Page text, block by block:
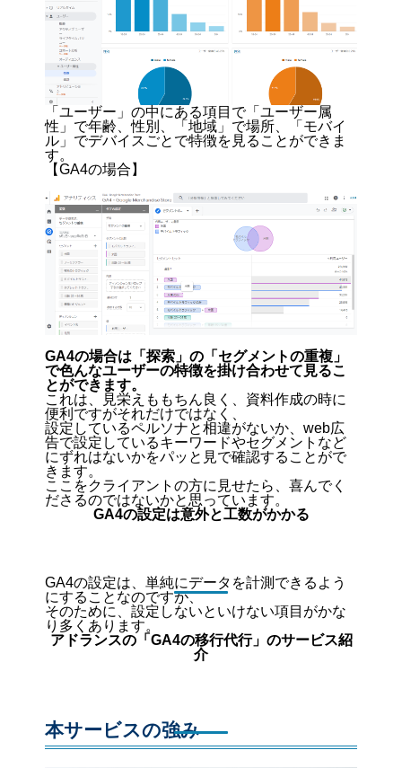
「ユーザー」の中にある項目で「ユーザー属
性」で年齢、性別、「地域」で場所、「モバイ
ル」でデバイスごとで特徴を見ることができま
す。
【GA4の場合】
GA4の場合は「探索」の「セグメントの重複」
で色んなユーザーの特徴を掛け合わせて見るこ
とができます。
これは、見栄えももちん良く、資料作成の時に
便利ですがそれだけではなく、
設定しているペルソナと相違がないか、web広
告で設定しているキーワードやセグメントなど
にずれはないかをパッと見で確認することがで
きます。
ここをクライアントの方に見せたら、喜んでく
ださるのではないかと思っています。
GA4の設定は意外と工数がかかる
GA4の設定は、単純にデータを計測できるよう
にすることなのですが、
そのために、設定しないといけない項目がかな
り多くあります。
アドランスの「GA4の移行代行」のサービス紹
介
本サービスの強み